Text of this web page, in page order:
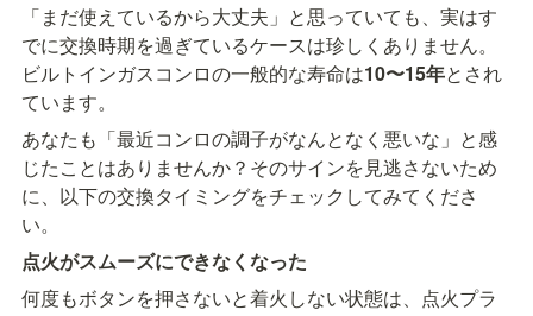
「まだ使えているから大丈夫」と思っていても、実はす
でに交換時期を過ぎているケースは珍しくありません。
ビルトインガスコンロの一般的な寿命は10〜15年とされ
ています。
あなたも「最近コンロの調子がなんとなく悪いな」と感
じたことはありませんか？そのサインを見逃さないため
に、以下の交換タイミングをチェックしてみてくださ
い。
点火がスムーズにできなくなった
何度もボタンを押さないと着火しない状態は、点火プラ